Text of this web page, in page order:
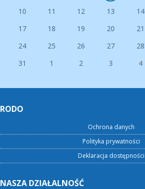
10
11 12 13 14
17
18 19 20 21
24
25 26 27 28
31
1 2 3 4
RODO
Ochrona danych
Polityka prywatności
Deklaracja dostępności
NASZA DZIAŁALNOŚĆ